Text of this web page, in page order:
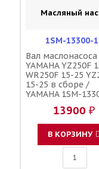
Масляный
1SM-13300-
Вал маслонасоса
YAMAHA YZ250F
WR250F 15-25
15-25 в сборе /
YAMAHA 1SM-
1SM-13300-11-00
13900 ₽
В КОРЗИНУ